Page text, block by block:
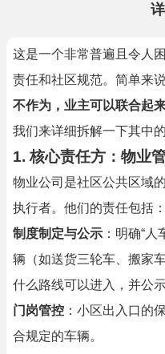
这是一个非常普遍且令人
责任和社区规范。简单来
不作为，业主可以联合起
我们来详细拆解一下其中
1. 核心责任方：物业
物业公司是社区公共区域
执行者。他们的责任包括：
制度制定与公示 ：明确“
辆（如送货三轮车、搬家
什么路线可以进入，并公示
门岗管控 ：小区出入口的
合规定的车辆。